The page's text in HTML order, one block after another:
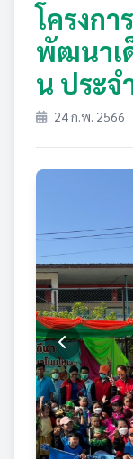
โครงก
พัฒนาเ
น ประจ
24 ก.พ. 2566